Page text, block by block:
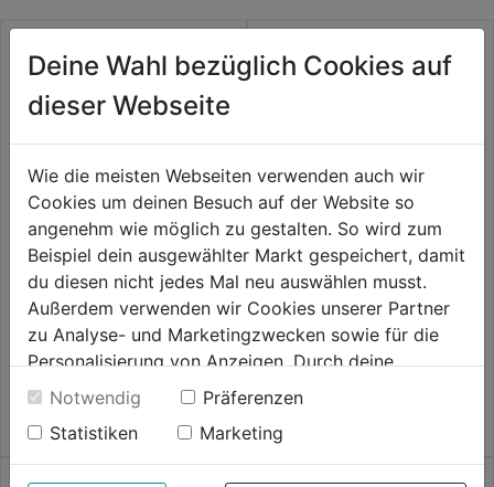
Sechskantschraube verz.
0.0 (0)
0.0
von
Sternen.
8,79€
Verstellschraube
0.0 (0)
5
Sternen.
9,79€
Deine Wahl bezüglich Cookies auf
dieser Webseite
Wie die meisten Webseiten verwenden auch wir
Cookies um deinen Besuch auf der Website so
angenehm wie möglich zu gestalten. So wird zum
Beispiel dein ausgewählter Markt gespeichert, damit
du diesen nicht jedes Mal neu auswählen musst.
Außerdem verwenden wir Cookies unserer Partner
zu Analyse- und Marketingzwecken sowie für die
Personalisierung von Anzeigen. Durch deine
Einwilligung werden die Daten von Drittanbieter,
unter anderem auch in den USA, verarbeitet.
Durch Klick auf "Alle Cookies erlauben" stimmst du
der Verwendung aller Cookies zu. Unter "Details
Notwendig
Präferenzen
Statistiken
Marketing